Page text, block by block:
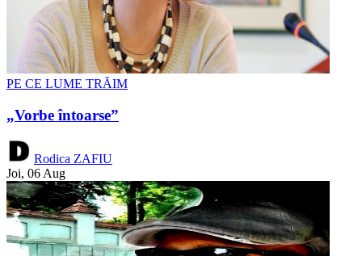
PE CE LUME TRĂIM
„Vorbe întoarse”
Rodica ZAFIU
Joi, 06 Aug